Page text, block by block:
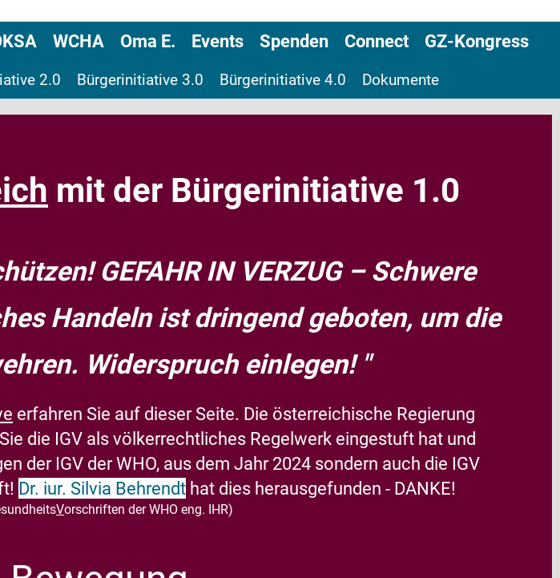
WCHA Oma E. Events Spenden Connect GZ-Kongress
2.0 Bürgerinitiative 3.0 Bürgerinitiative 4.0 Dokumente
mit der Bürgerinitiative 1.0
GEFAHR IN VERZUG – Schwere
Handeln ist dringend geboten, um die
Widerspruch einlegen! "
erfahren Sie auf dieser Seite. Die österreichische Regierung
die IGV als völkerrechtliches Regelwerk eingestuft hat und
der IGV der WHO, aus dem Jahr 2024 sondern auch die IGV
Dr. iur. Silvia Behrendt hat dies herausgefunden - DANKE!
Vorschriften der WHO eng. IHR)